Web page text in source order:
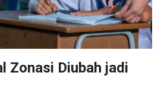
Zonasi Diubah jadi